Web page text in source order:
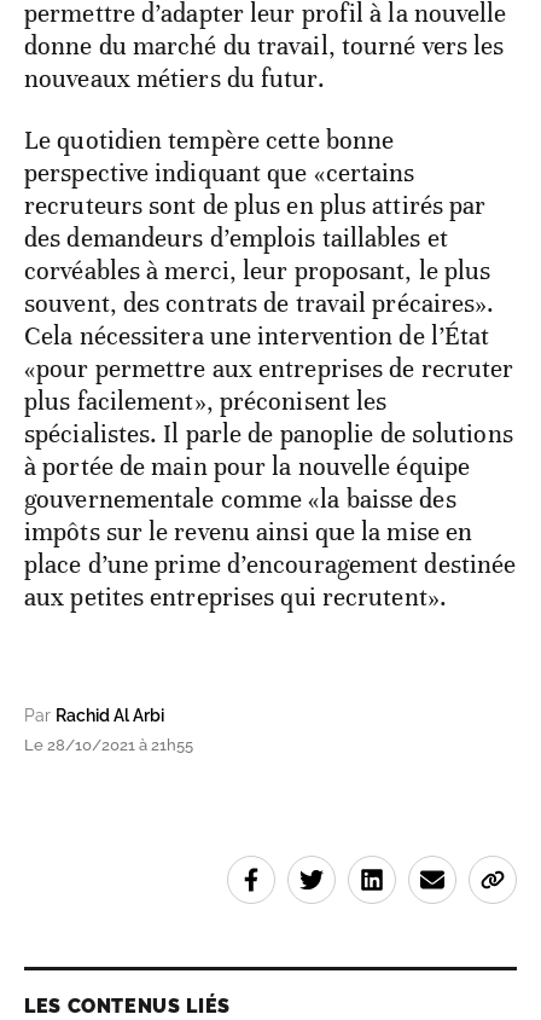
permettre d’adapter leur profil à la nouvelle
donne du marché du travail, tourné vers les
nouveaux métiers du futur.
Le quotidien tempère cette bonne
perspective indiquant que «certains
recruteurs sont de plus en plus attirés par
des demandeurs d’emplois taillables et
corvéables à merci, leur proposant, le plus
souvent, des contrats de travail précaires».
Cela nécessitera une intervention de l’État
«pour permettre aux entreprises de recruter
plus facilement», préconisent les
spécialistes. Il parle de panoplie de solutions
à portée de main pour la nouvelle équipe
gouvernementale comme «la baisse des
impôts sur le revenu ainsi que la mise en
place d’une prime d’encouragement destinée
aux petites entreprises qui recrutent».
Par Rachid Al Arbi
Le 28/10/2021 à 21h55
LES CONTENUS LIÉS